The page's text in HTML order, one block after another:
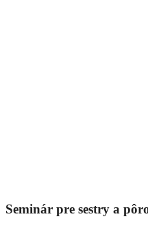
Seminár pre sestry a